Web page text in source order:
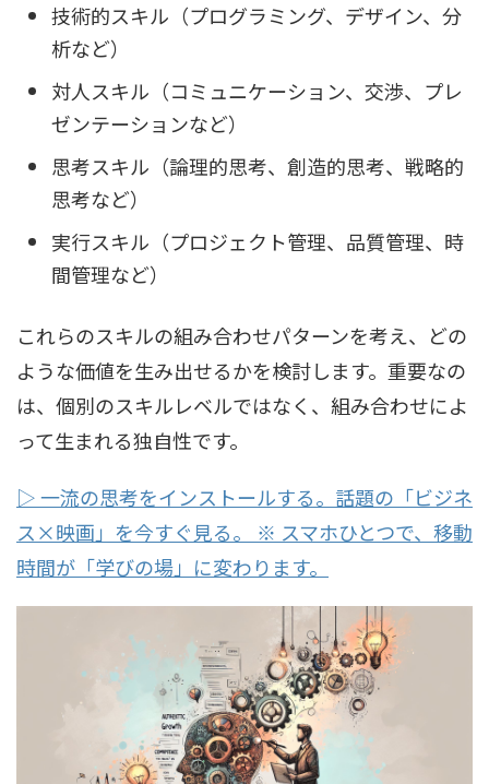
技術的スキル（プログラミング、デザイン、分
析など）
対人スキル（コミュニケーション、交渉、プレ
ゼンテーションなど）
思考スキル（論理的思考、創造的思考、戦略的
思考など）
実行スキル（プロジェクト管理、品質管理、時
間管理など）
これらのスキルの組み合わせパターンを考え、どの
ような価値を生み出せるかを検討します。重要なの
は、個別のスキルレベルではなく、組み合わせによ
って生まれる独自性です。
▷ 一流の思考をインストールする。話題の「ビジネ
ス×映画」を今すぐ見る。 ※ スマホひとつで、移動
時間が「学びの場」に変わります。